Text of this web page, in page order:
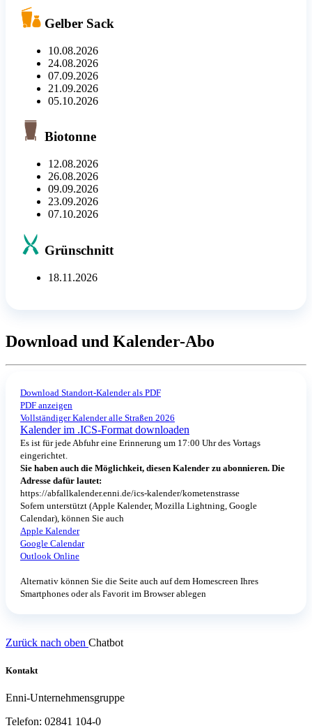
Gelber Sack
10.08.2026
24.08.2026
07.09.2026
21.09.2026
05.10.2026
Biotonne
12.08.2026
26.08.2026
09.09.2026
23.09.2026
07.10.2026
Grünschnitt
18.11.2026
Download und Kalender-Abo
Download Standort-Kalender als PDF
PDF anzeigen
Vollständiger Kalender alle Straßen 2026
Kalender im .ICS-Format downloaden
Es ist für jede Abfuhr eine Erinnerung um 17:00 Uhr des Vortags
eingerichtet.
Sie haben auch die Möglichkeit, diesen Kalender zu abonnieren. Die
Adresse dafür lautet:
https://abfallkalender.enni.de/ics-kalender/kometenstrasse
Sofern unterstützt (Apple Kalender, Mozilla Lightning, Google
Calendar), können Sie auch
Apple Kalender
Google Calendar
Outlook Online
Alternativ können Sie die Seite auch auf dem Homescreen Ihres
Smartphones oder als Favorit im Browser ablegen
Zurück nach oben Chatbot
Kontakt
Enni-Unternehmensgruppe
Telefon: 02841 104-0